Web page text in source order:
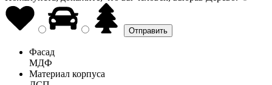
Фасад
МДФ
Материал корпуса